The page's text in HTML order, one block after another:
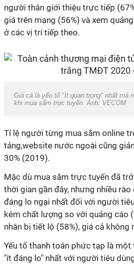
người thân giới thiệu trực tiếp
giá trên mạng (56%) và xem
ở các vị trí tiếp theo.
Giá cả là yếu tố "ít quan trọng" nhất mà
khi mua sắm trực tuyến. Ảnh: VECOM.
Tỉ lệ người từng mua sắm online
tảng,website nước ngoài cũng
30% (2019).
Mặc dù mua sắm trực tuyến đã
thời gian gần đây, nhưng nhiều
đáng lo ngại nhất đối với người
kém chất lượng so với quảng cáo
nhân bị tiết lộ (58%), giá cả không
Yếu tố thanh toán phức tạp là
"ít đáng lo" nhất với người tiêu